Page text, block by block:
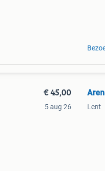
€ 45,00
5 aug 26 Lent